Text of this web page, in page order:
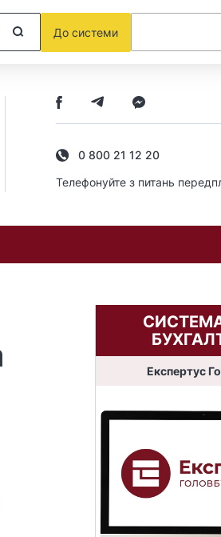
До системи
0 800 21 12 20
Телефонуйте з питань
Експертус